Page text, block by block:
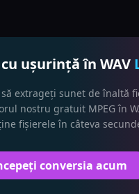
ușurință în WAV
extrageți sunet de înaltă
nostru gratuit MPEG în
fișierele în câteva
conversia acum